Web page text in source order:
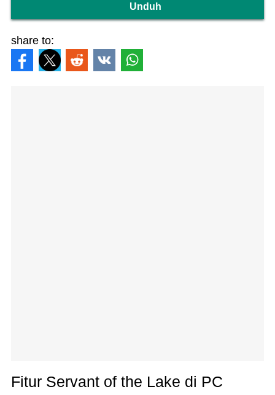
Unduh
share to:
Fitur Servant of the Lake di PC